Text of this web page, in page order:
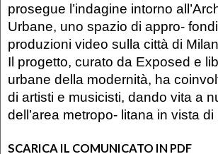
prosegue l’indagine intorno
Urbane, uno spazio di appro-
produzioni video sulla città di
Il progetto, curato da Exposed e
urbane della modernità, ha
di artisti e musicisti, dando vita a
dell’area metropo- litana in vista
SCARICA IL COMUNICATO IN PDF